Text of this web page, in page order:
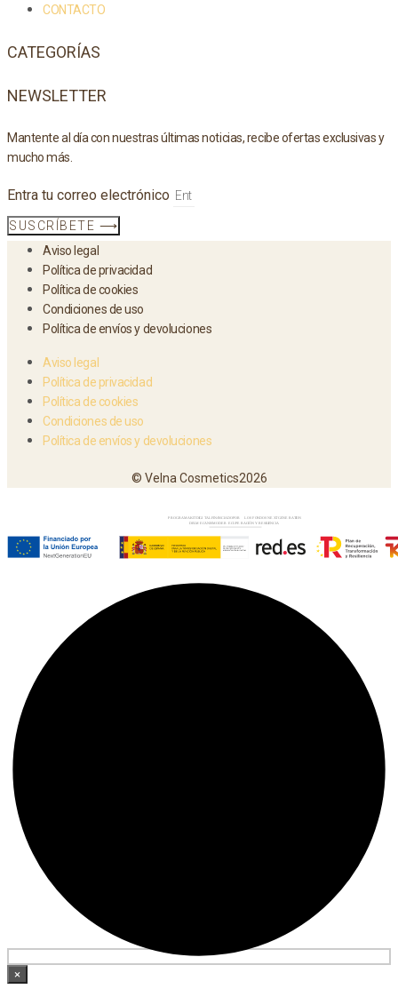
CONTACTO
CATEGORÍAS
NEWSLETTER
Mantente al día con nuestras últimas noticias, recibe ofertas exclusivas y
mucho más.
Entra tu correo electrónico
SUSCRÍBETE ⟶
Aviso legal
Política de privacidad
Política de cookies
Condiciones de uso
Política de envíos y devoluciones
Aviso legal
Política de privacidad
Política de cookies
Condiciones de uso
Política de envíos y devoluciones
© Velna Cosmetics2026
×